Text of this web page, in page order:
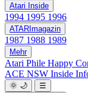
Atari Inside
1994 1995 1996
ATARImagazin
1987 1988 1989
Mehr
Atari Phile Happy
ACE NSW Inside
🌞 🌙
☰